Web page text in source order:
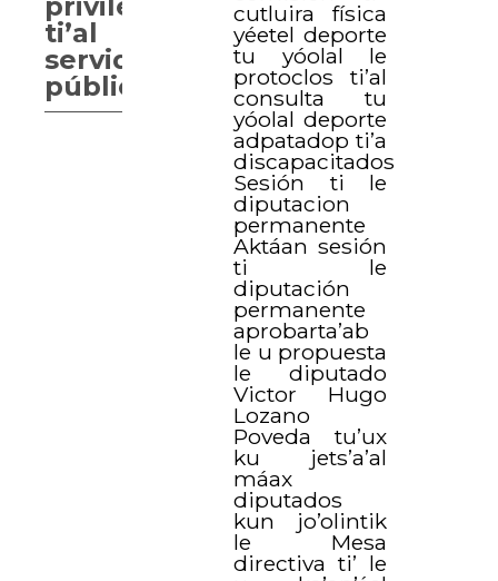
cutluira física
yéetel deporte
tu yóolal le
protoclos ti’al
consulta tu
yóolal deporte
adpatadop ti’a
discapacitados
Sesión ti le
diputacion
permanente
Aktáan sesión
ti le
diputación
permanente
aprobarta’ab
le u propuesta
le diputado
Victor Hugo
Lozano
Poveda tu’ux
ku jets’a’al
máax
diputados
kun jo’olintik
le Mesa
directiva ti’ le
ti’al
servidores
públicas.